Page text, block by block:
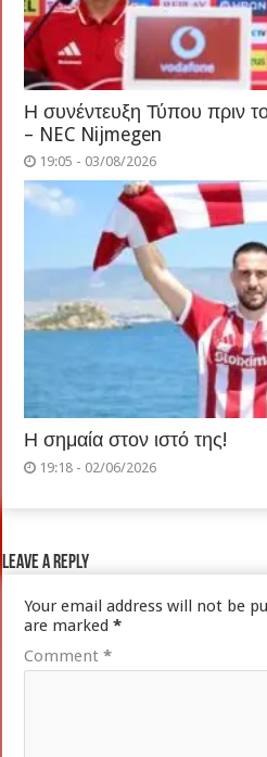
Η συνέντευξη Τύπου πριν
– NEC Nijmegen
19:05 - 03/08/2026
Η σημαία στον ιστό της!
19:18 - 02/06/2026
Leave a Reply
Your email address will not be
are marked*
Comment*